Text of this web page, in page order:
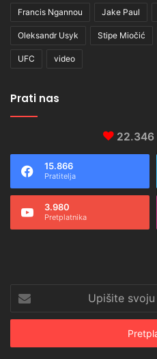
Francis Ngannou Jake Paul
Oleksandr Usyk Stipe Miočić
UFC video
Prati nas
22.346
15.866
Pratitelja
3.980
Pretplatnika
svoju
mail